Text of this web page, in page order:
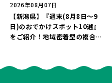
2026年08月07日
【新潟県】『週末(8月8日～9
日)のおでかけスポット10選』
をご紹介！地域密着型の複合施
2026」がおすすめ♪